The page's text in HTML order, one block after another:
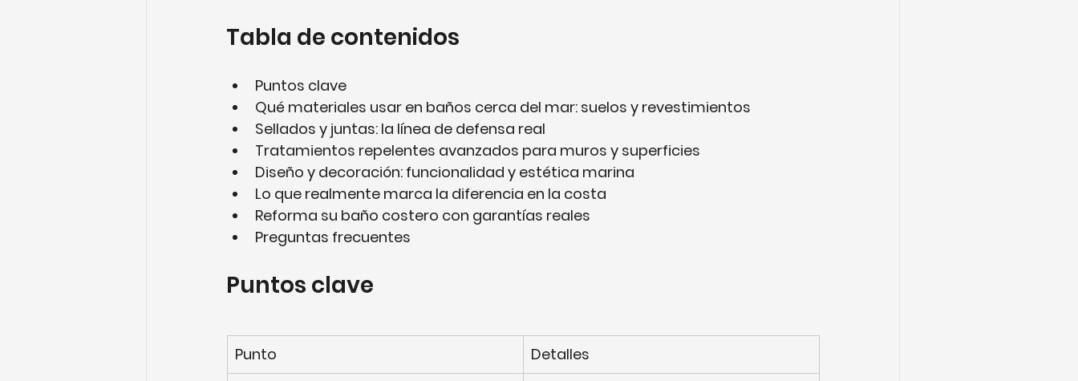
Tabla de contenidos
Puntos clave
Qué materiales usar en baños cerca del mar: suelos y revestimientos
Sellados y juntas: la línea de defensa real
Tratamientos repelentes avanzados para muros y superficies
Diseño y decoración: funcionalidad y estética marina
Lo que realmente marca la diferencia en la costa
Reforma su baño costero con garantías reales
Preguntas frecuentes
Puntos clave
Punto
Detalles